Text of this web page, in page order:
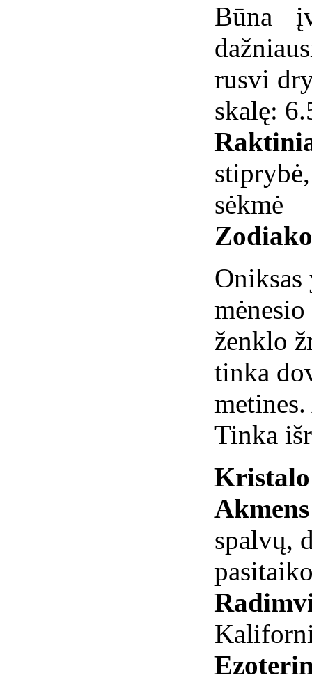
Būna
rusvi
skalę:
sėkmė
ženklo
tinka
Tinka
spalvų,